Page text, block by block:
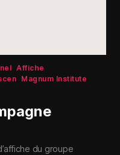
Affiche
Magnum Institute
du groupe